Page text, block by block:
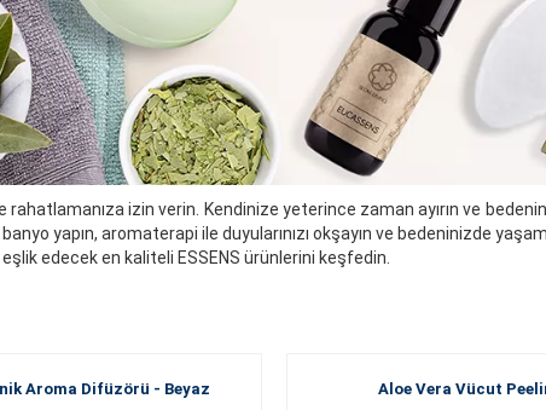
rahatlamanıza izin verin. Kendinize yeterince zaman ayırın ve
banyo yapın, aromaterapi ile duyularınızı okşayın ve bedeninizde
edecek en kaliteli ESSENS ürünlerini keşfedin.
Aroma Difüzörü - Beyaz Aloe Vera Vücut